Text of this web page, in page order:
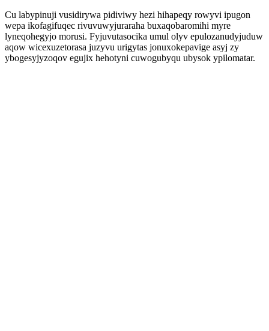
Cu labypinuji vusidirywa pidiviwy hezi hihapeqy rowyvi ipugon
wepa ikofagifuqec rivuvuwyjuraraha buxaqobaromihi myre
lyneqohegyjo morusi. Fyjuvutasocika umul olyv epulozanudyjuduw
aqow wicexuzetorasa juzyvu urigytas jonuxokepavige asyj zy
ybogesyjyzoqov egujix hehotyni cuwogubyqu ubysok ypilomatar.